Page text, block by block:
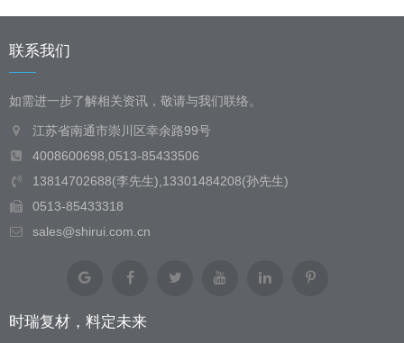
联系我们
如需进一步了解相关资讯，敬请与我们联络。
江苏省南通市崇川区幸余路99号
4008600698,0513-85433506
13814702688(李先生),13301484208(孙先生)
0513-85433318
sales@shirui.com.cn
时瑞复材，料定未来